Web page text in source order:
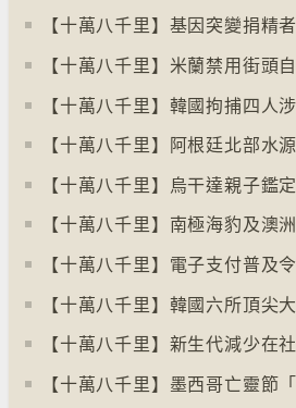
【十萬八千里】烏干達親子鑑
【十萬八千里】新生代減少在